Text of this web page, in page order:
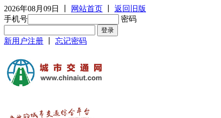
2026年08月09日 网站首页
返回旧版
手机号
密码
新用户注册 忘记密码